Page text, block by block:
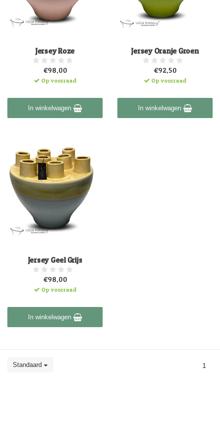
Jersey Roze
€98,00
Op voorraad
In winkelwagen
Jersey Oranje Groen
€92,50
Op voorraad
In winkelwagen
Jersey Geel Grijs
€98,00
Op voorraad
In winkelwagen
Standaard 1